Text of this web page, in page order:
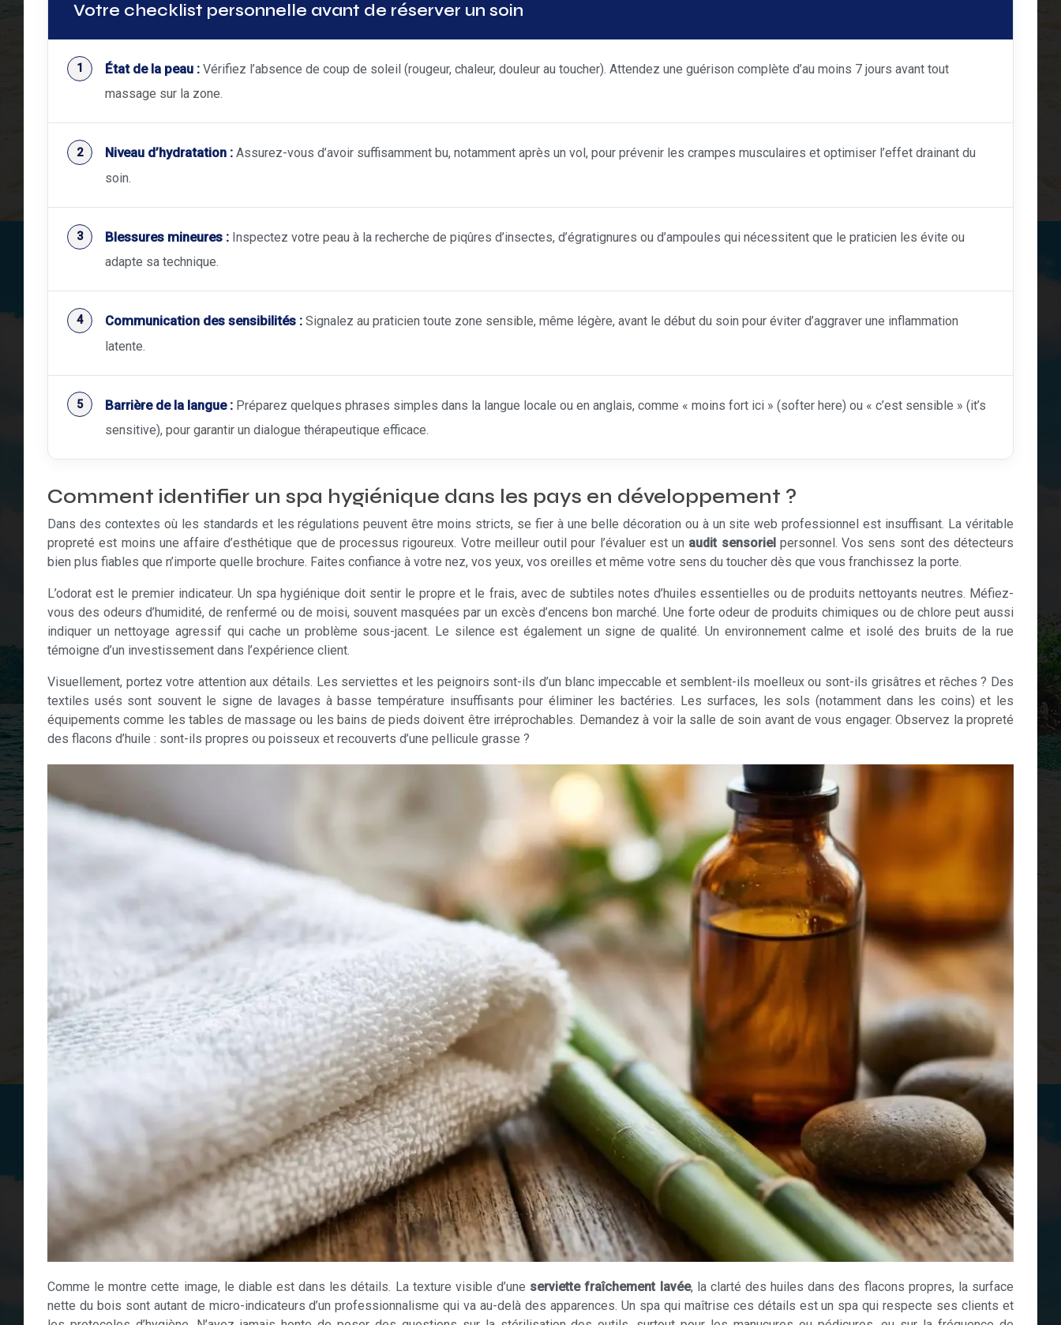
Votre checklist personnelle avant de réserver un soin
État de la peau : Vérifiez l’absence de coup de soleil (rougeur, chaleur, douleur au toucher). Attendez une guérison complète d’au moins 7 jours avant tout
massage sur la zone.
Niveau d’hydratation : Assurez-vous d’avoir suffisamment bu, notamment après un vol, pour prévenir les crampes musculaires et optimiser l’effet drainant du
soin.
Blessures mineures : Inspectez votre peau à la recherche de piqûres d’insectes, d’égratignures ou d’ampoules qui nécessitent que le praticien les évite ou
adapte sa technique.
Communication des sensibilités : Signalez au praticien toute zone sensible, même légère, avant le début du soin pour éviter d’aggraver une inflammation
latente.
Barrière de la langue : Préparez quelques phrases simples dans la langue locale ou en anglais, comme « moins fort ici » (softer here) ou « c’est sensible » (it’s
sensitive), pour garantir un dialogue thérapeutique efficace.
Comment identifier un spa hygiénique dans les pays en développement ?
Dans des contextes où les standards et les régulations peuvent être moins stricts, se fier à une belle décoration ou à un site web professionnel est insuffisant. La véritable
propreté est moins une affaire d’esthétique que de processus rigoureux. Votre meilleur outil pour l’évaluer est un audit sensorielpersonnel. Vos sens sont des détecteurs
bien plus fiables que n’importe quelle brochure. Faites confiance à votre nez, vos yeux, vos oreilles et même votre sens du toucher dès que vous franchissez la porte.
L’odorat est le premier indicateur. Un spa hygiénique doit sentir le propre et le frais, avec de subtiles notes d’huiles essentielles ou de produits nettoyants neutres. Méfiez-
vous des odeurs d’humidité, de renfermé ou de moisi, souvent masquées par un excès d’encens bon marché. Une forte odeur de produits chimiques ou de chlore peut aussi
indiquer un nettoyage agressif qui cache un problème sous-jacent. Le silence est également un signe de qualité. Un environnement calme et isolé des bruits de la rue
témoigne d’un investissement dans l’expérience client.
Visuellement, portez votre attention aux détails. Les serviettes et les peignoirs sont-ils d’un blanc impeccable et semblent-ils moelleux ou sont-ils grisâtres et rêches ? Des
textiles usés sont souvent le signe de lavages à basse température insuffisants pour éliminer les bactéries. Les surfaces, les sols (notamment dans les coins) et les
équipements comme les tables de massage ou les bains de pieds doivent être irréprochables. Demandez à voir la salle de soin avant de vous engager. Observez la propreté
des flacons d’huile : sont-ils propres ou poisseux et recouverts d’une pellicule grasse ?
Comme le montre cette image, le diable est dans les détails. La texture visible d’une serviette fraîchement lavée, la clarté des huiles dans des flacons propres, la surface
nette du bois sont autant de micro-indicateurs d’un professionnalisme qui va au-delà des apparences. Un spa qui maîtrise ces détails est un spa qui respecte ses clients et